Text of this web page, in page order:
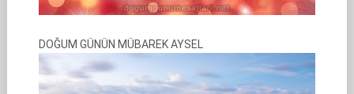
DOĞUM GÜNÜN MÜBAREK AYSEL